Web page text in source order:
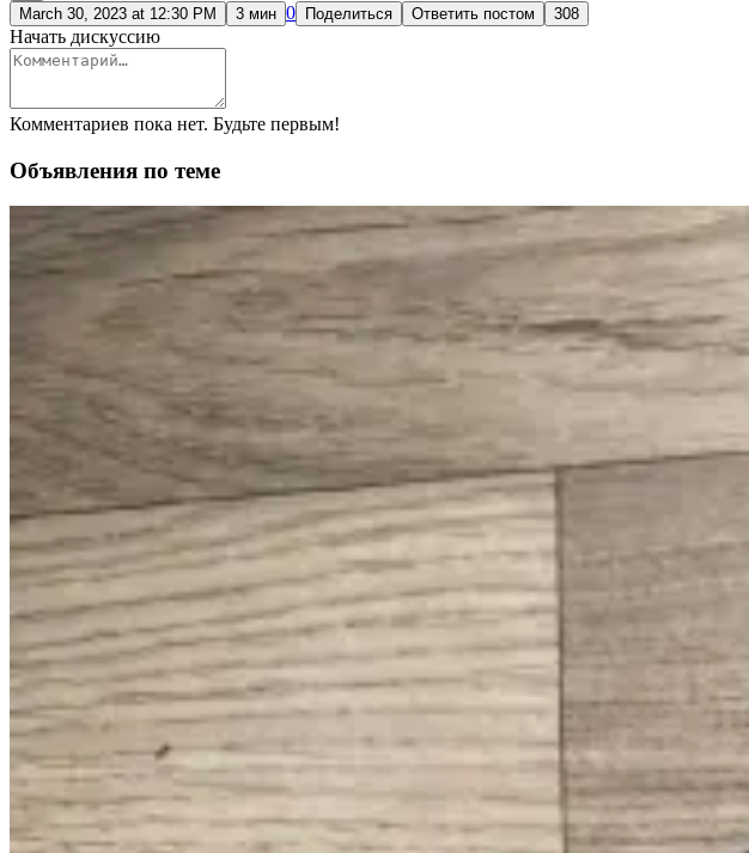
March 30, 2023 at 12:30 PM
3 мин 0 Поделиться Ответить постом 308
Начать дискуссию
Комментариев пока нет. Будьте первым!
Объявления по теме